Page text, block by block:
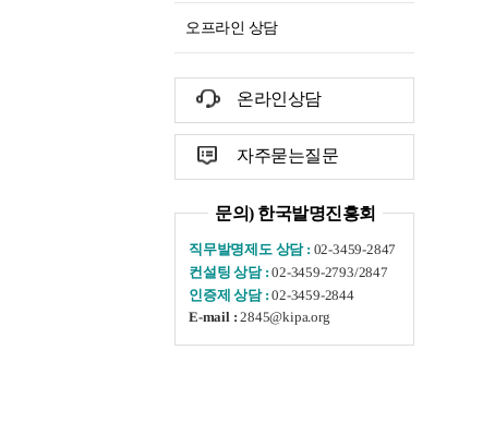
오프라인 상담
온라인상담
자주묻는질문
문의) 한국발명진흥회
직무발명제도 상담 : 02-3459-2847
컨설팅 상담 :02-3459-2793/2847
인증제 상담 :02-3459-2844
E-mail : 2845@kipa.org